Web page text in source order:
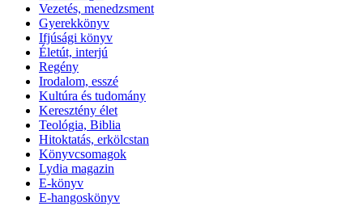
Vezetés, menedzsment
Gyerekkönyv
Ifjúsági könyv
Életút, interjú
Regény
Irodalom, esszé
Kultúra és tudomány
Keresztény élet
Teológia, Biblia
Hitoktatás, erkölcstan
Könyvcsomagok
Lydia magazin
E-könyv
E-hangoskönyv